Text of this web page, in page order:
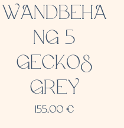
WANDBEHA
NG 5
GECKOS
GREY
155,00€